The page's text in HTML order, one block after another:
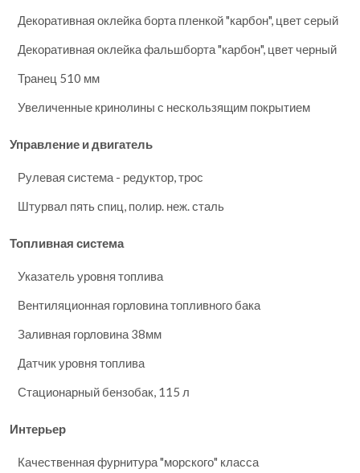
Декоративная оклейка борта пленкой "карбон", цвет серый
Декоративная оклейка фальшборта "карбон", цвет черный
Транец 510 мм
Увеличенные кринолины с нескользящим покрытием
Управление и двигатель
Рулевая система - редуктор, трос
Штурвал пять спиц, полир. неж. сталь
Топливная система
Указатель уровня топлива
Вентиляционная горловина топливного бака
Заливная горловина 38мм
Датчик уровня топлива
Стационарный бензобак, 115 л
Интерьер
Качественная фурнитура "морского" класса